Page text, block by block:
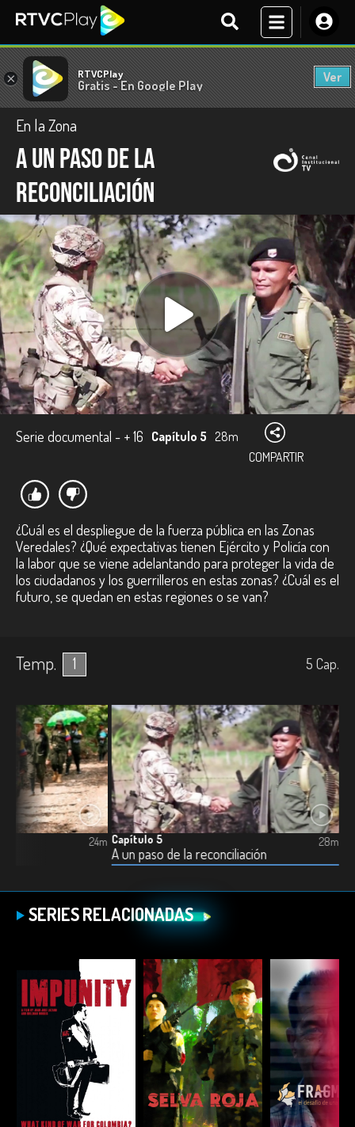
× RTVCPlay
Gratis - En Google Play
Ver
En la Zona
A un paso de la
reconciliación
Serie documental - + 16 Capítulo 5 28m
COMPARTIR
¿Cuál es el despliegue de la fuerza pública en las Zonas
Veredales? ¿Qué expectativas tienen Ejército y Policía con
la labor que se viene adelantando para proteger la vida de
los ciudadanos y los guerrilleros en estas zonas? ¿Cuál es el
futuro, se quedan en estas regiones o se van?
Temp. 1 5 Cap.
24m Capítulo 5
A un paso de la reconciliación
28m
SERIES RELACIONADAS
ESCUCHAR ESCUCHAR